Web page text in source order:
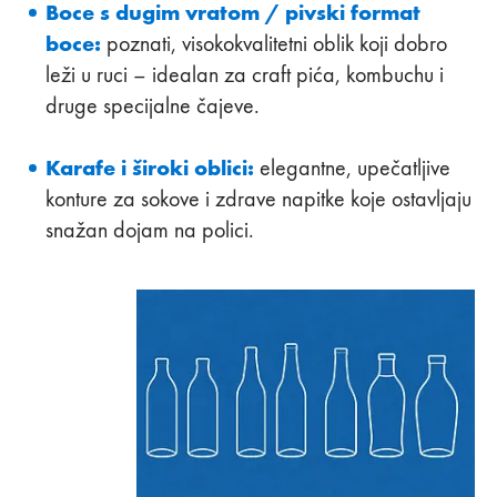
Boce s dugim vratom / pivski format
boce: poznati, visokokvalitetni oblik koji dobro
leži u ruci – idealan za craft pića, kombuchu i
druge specijalne čajeve.
Karafe i široki oblici: elegantne, upečatljive
konture za sokove i zdrave napitke koje ostavljaju
snažan dojam na polici.